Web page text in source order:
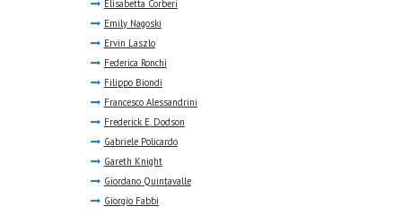
Elisabetta Corberi
Emily Nagoski
Ervin Laszlo
Federica Ronchi
Filippo Biondi
Francesco Alessandrini
Frederick E. Dodson
Gabriele Policardo
Gareth Knight
Giordano Quintavalle
Giorgio Fabbi